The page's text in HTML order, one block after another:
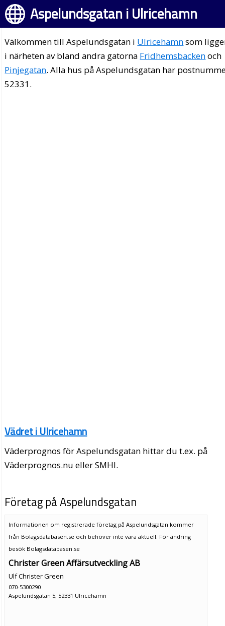
Aspelundsgatan i Ulricehamn
Välkommen till Aspelundsgatan i Ulricehamnsom
i närheten av bland andra gatorna Fridhemsbackenoch
Pinjegatan. Alla hus på Aspelundsgatan har
52331.
Vädret i Ulricehamn
Väderprognos för Aspelundsgatan hittar du t.ex. på
Väderprognos.nu eller SMHI.
Företag på Aspelundsgatan
Informationen om registrerade företag på Aspelundsgatan kommer
från Bolagsdatabasen.se och behöver inte vara aktuell. För ändring
besök Bolagsdatabasen.se
Christer Green Affärsutveckling AB
Ulf Christer Green
070-5300290
Aspelundsgatan 5, 52331 Ulricehamn